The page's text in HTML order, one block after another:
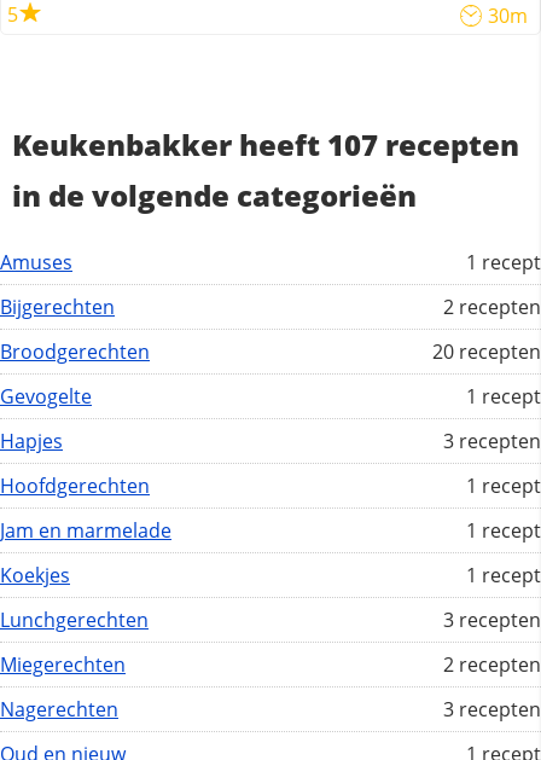
5 30m
Keukenbakker heeft 107 recepten
in de volgende categorieën
1 recept
Amuses
2 recepten
Bijgerechten
20 recepten
Broodgerechten
1 recept
Gevogelte
3 recepten
Hapjes
1 recept
Hoofdgerechten
1 recept
Jam en marmelade
1 recept
Koekjes
3 recepten
Lunchgerechten
2 recepten
Miegerechten
3 recepten
Nagerechten
1 recept
Oud en nieuw